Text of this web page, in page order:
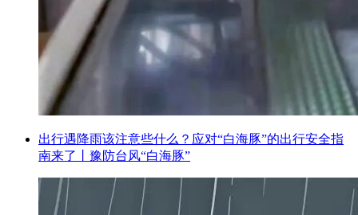
出行遇降雨该注意些什么？应对“白海豚”的出行安全指
南来了丨豫防台风“白海豚”